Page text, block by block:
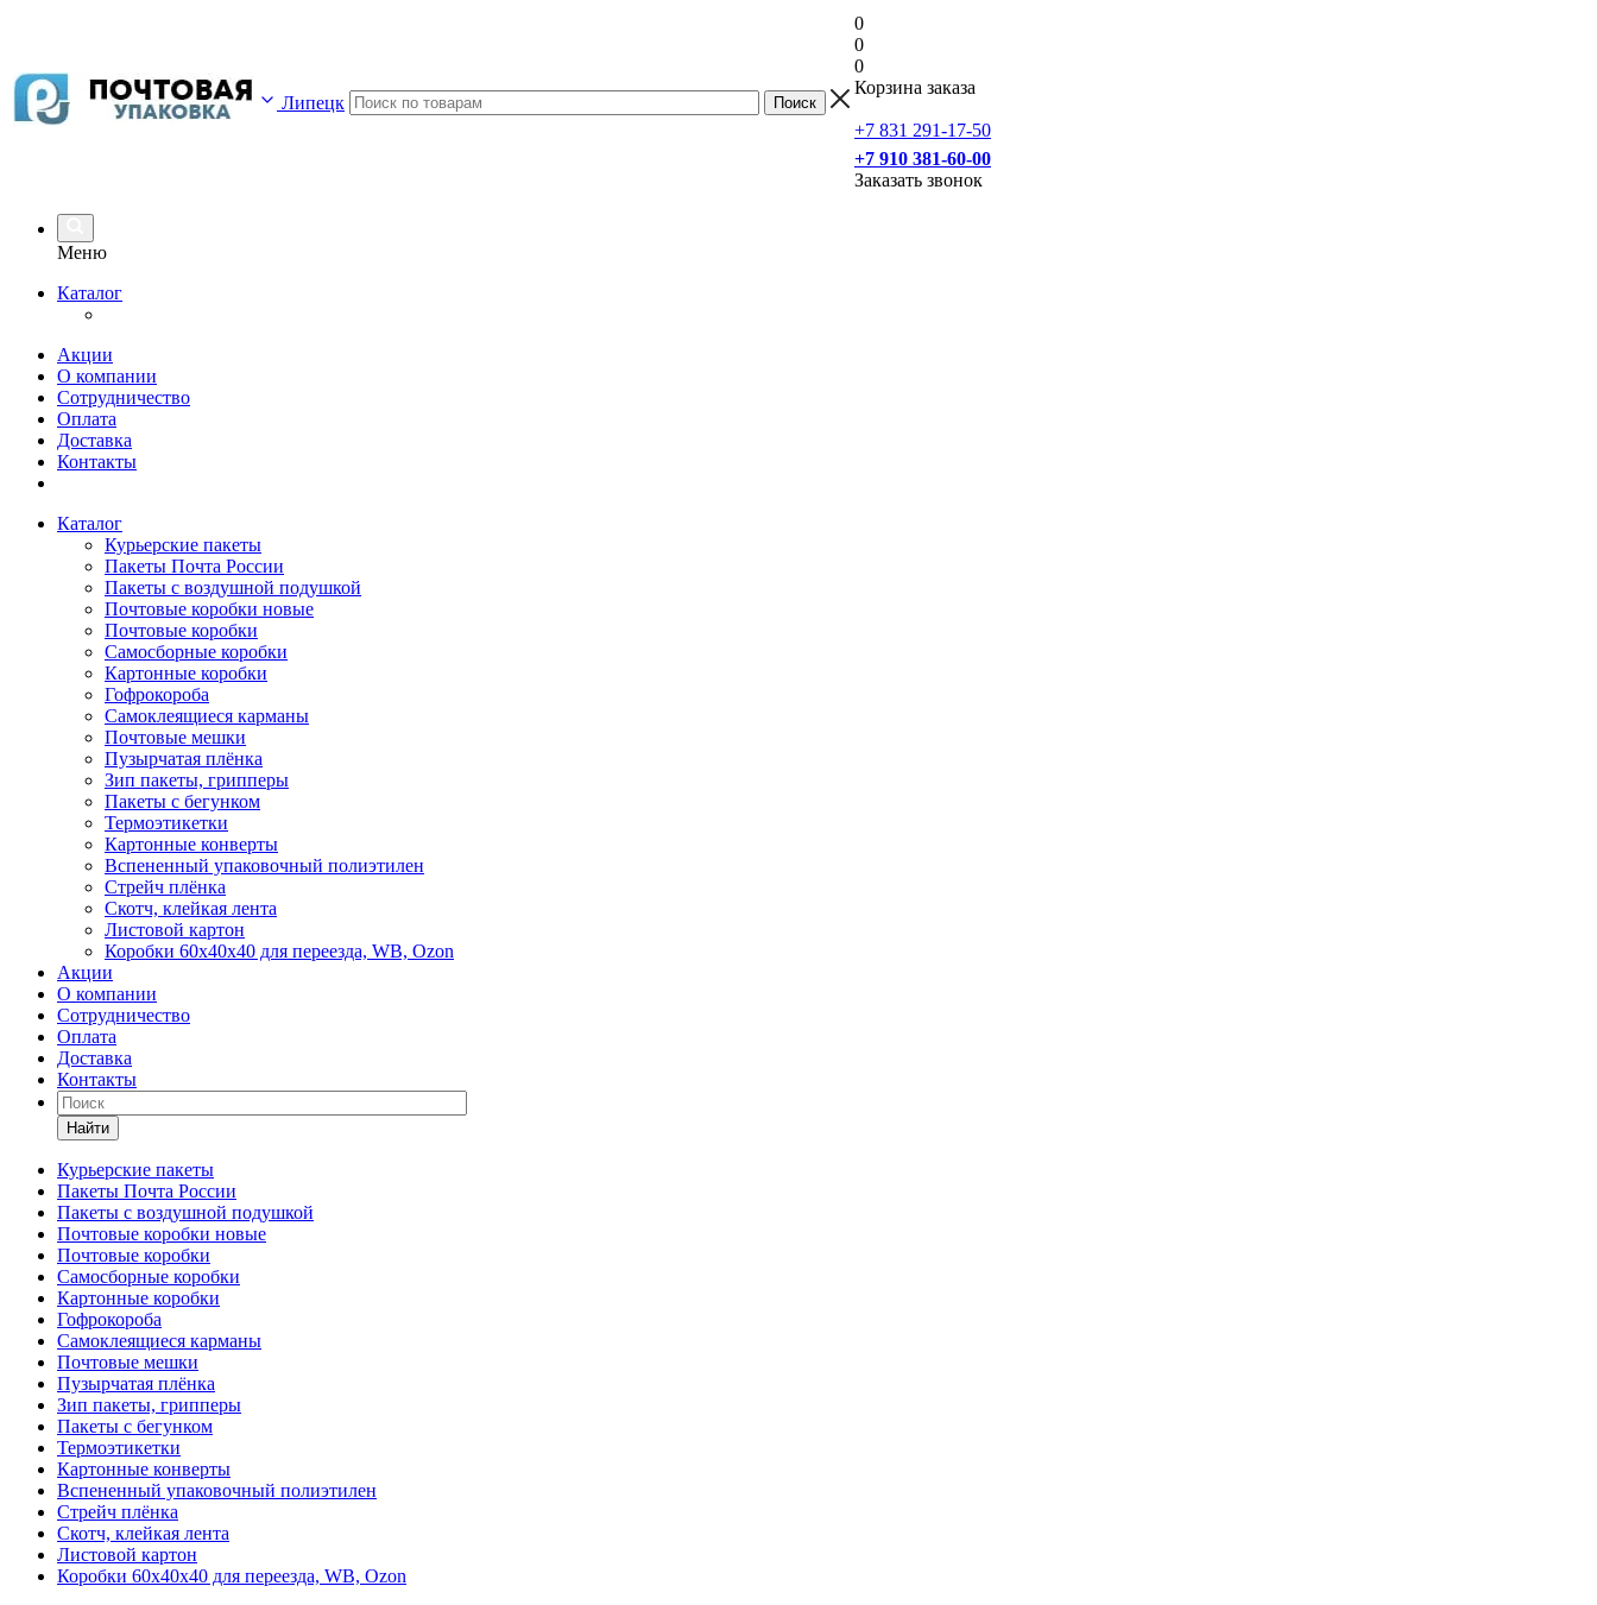
Липецк
0
0
0
Корзина заказа
+7 831 291-17-50
+7 910 381-60-00
Заказать звонок
Меню
Каталог
Акции
О компании
Сотрудничество
Оплата
Доставка
Контакты
Каталог
Курьерские пакеты
Пакеты Почта России
Пакеты с воздушной подушкой
Почтовые коробки новые
Почтовые коробки
Самосборные коробки
Картонные коробки
Гофрокороба
Самоклеящиеся карманы
Почтовые мешки
Пузырчатая плёнка
Зип пакеты, грипперы
Пакеты с бегунком
Термоэтикетки
Картонные конверты
Вспененный упаковочный полиэтилен
Стрейч плёнка
Скотч, клейкая лента
Листовой картон
Коробки 60х40х40 для переезда, WB, Ozon
Акции
О компании
Сотрудничество
Оплата
Доставка
Контакты
Найти
Курьерские пакеты
Пакеты Почта России
Пакеты с воздушной подушкой
Почтовые коробки новые
Почтовые коробки
Самосборные коробки
Картонные коробки
Гофрокороба
Самоклеящиеся карманы
Почтовые мешки
Пузырчатая плёнка
Зип пакеты, грипперы
Пакеты с бегунком
Термоэтикетки
Картонные конверты
Вспененный упаковочный полиэтилен
Стрейч плёнка
Скотч, клейкая лента
Листовой картон
Коробки 60х40х40 для переезда, WB, Ozon